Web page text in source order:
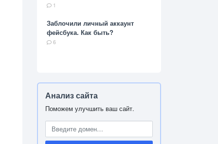
1
Заблочили личный аккаунт
фейсбука. Как быть?
6
Анализ сайта
Поможем улучшить ваш сайт.